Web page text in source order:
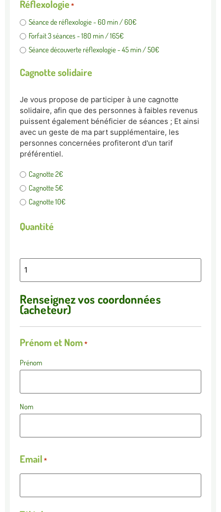
Réflexologie *
Séance de réflexologie - 60 min / 60€
Forfait 3 séances - 180 min / 165€
Séance découverte réflexologie - 45 min / 50€
Cagnotte solidaire
Je vous propose de participer à une cagnotte
solidaire, afin que des personnes à faibles revenus
puissent également bénéficier de séances ; Et ainsi
avec un geste de ma part supplémentaire, les
personnes concernées profiteront d'un tarif
préférentiel.
Cagnotte 2€
Cagnotte 5€
Cagnotte 10€
Quantité
Renseignez vos coordonnées
(acheteur)
Prénom et Nom *
Prénom
Nom
Email *